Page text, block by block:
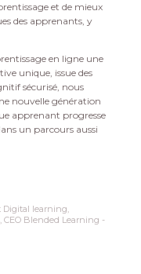
et de mieux
des apprenants, y
en ligne une
unique, issue des
sécurisé, nous
nouvelle génération
apprenant progresse
un parcours aussi
Digital learning,
CEO Blended Learning -